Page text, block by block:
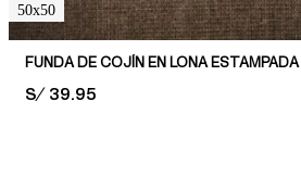
50x50
FUNDA DE COJÍN EN LONA ESTAMPADA
PRICE:
S/ 39.95